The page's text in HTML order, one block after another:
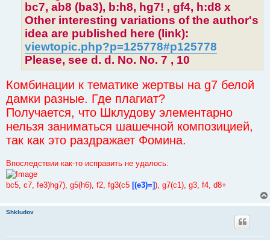
bc7, ab8 (ba3), b:h8, hg7! , gf4, h:d8 x
Other interesting variations of the author's
idea are published here (link):
viewtopic.php?p=125778#p125778
Please, see d. d. No. No. 7 , 10
Комбинации к тематике жертвы на g7 белой
дамки разные. Где плагиат?
Получается, что Шклудову элементарно
нельзя заниматься шашечной композицией,
так как это раздражает Фомина.
Впоследствии как-то исправить не удалось:
bc5, c7, fe3)hg7), g5(h6), f2, fg3(c5 [(e3)=]), g7(c1), g3, f4, d8+
Shkludov